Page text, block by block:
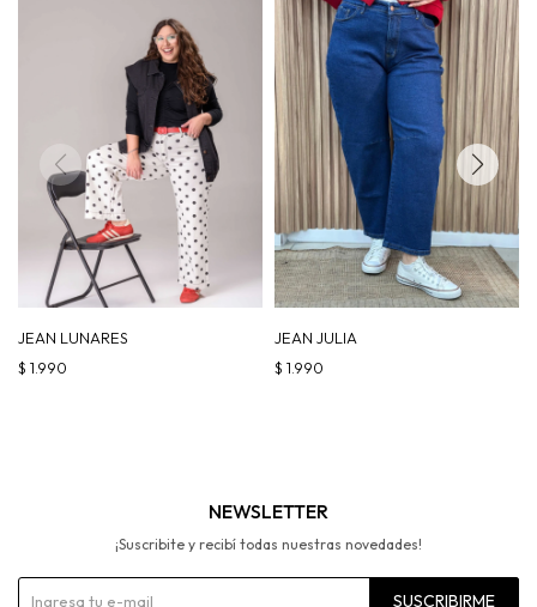
JEAN LUNARES
$ 1.990
JEAN JULIA
$ 1.990
NEWSLETTER
¡Suscribite y recibí todas nuestras novedades!
SUSCRIBIRME